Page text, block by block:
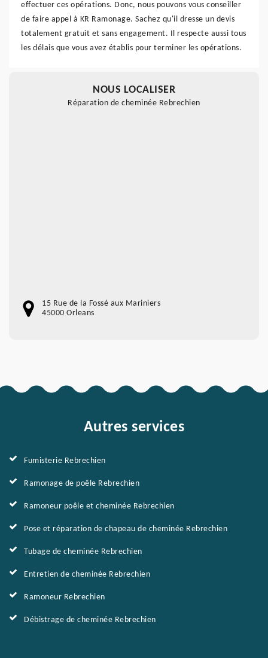
effectuer ces opérations. Donc, nous pouvons vous conseiller
de faire appel à KR Ramonage. Sachez qu'il dresse un devis
totalement gratuit et sans engagement. Il respecte aussi tous
les délais que vous avez établis pour terminer les opérations.
NOUS LOCALISER
Réparation de cheminée Rebrechien
15 Rue de la Fossé aux Mariniers
45000 Orleans
Autres services
Fumisterie Rebrechien
Ramonage de poêle Rebrechien
Ramoneur poêle et cheminée Rebrechien
Pose et réparation de chapeau de cheminée Rebrechien
Tubage de cheminée Rebrechien
Entretien de cheminée Rebrechien
Ramoneur Rebrechien
Débistrage de cheminée Rebrechien